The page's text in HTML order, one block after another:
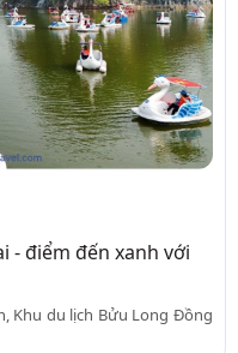
- điểm đến xanh với
Khu du lịch Bửu Long Đồng